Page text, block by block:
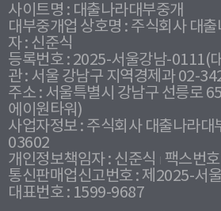
사이트명 : 대출나라대부중개
대부중개업 상호명 : 주식회사 대
자 : 신준식
등록번호 : 2025-서울강남-0111(
관 : 서울 강남구 지역경제과 02-
주소 : 서울특별시 강남구 선릉로
에이원타워)
사업자정보 : 주식회사 대출나라
03602
개인정보책임자 : 신준식
팩스번
통신판매업신고번호 : 제2025-서
대표번호 : 1599-9687